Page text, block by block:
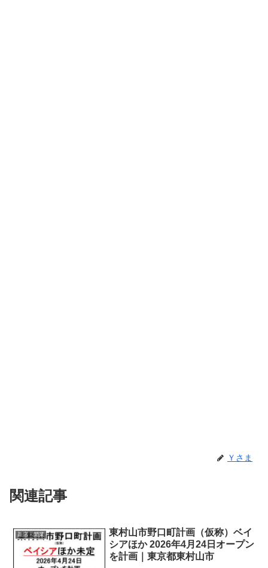
Ｙさま
関連記事
新店・開業
東村山市野口町計画（仮称）ベイ
シアほか 2026年4月24日オープン
を計画｜東京都東村山市